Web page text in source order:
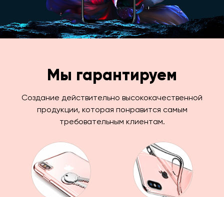
Мы гарантируем
Создание действительно высококачественной
продукции, которая понравится самым
требовательным клиентам.